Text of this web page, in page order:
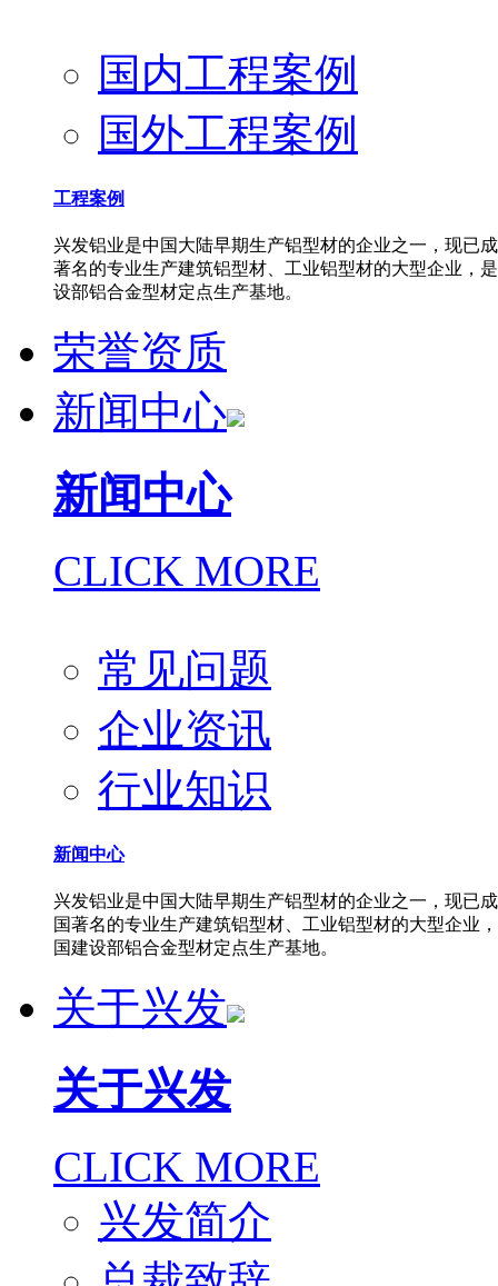
国内工程案例
国外工程案例
工程案例
兴发铝业是中国大陆早期生产铝型材的企业之一，现已
著名的专业生产建筑铝型材、工业铝型材的大型企业，
设部铝合金型材定点生产基地。
荣誉资质
新闻中心
新闻中心
CLICK MORE
常见问题
企业资讯
行业知识
新闻中心
兴发铝业是中国大陆早期生产铝型材的企业之一，现已
国著名的专业生产建筑铝型材、工业铝型材的大型企业
国建设部铝合金型材定点生产基地。
关于兴发
关于兴发
CLICK MORE
兴发简介